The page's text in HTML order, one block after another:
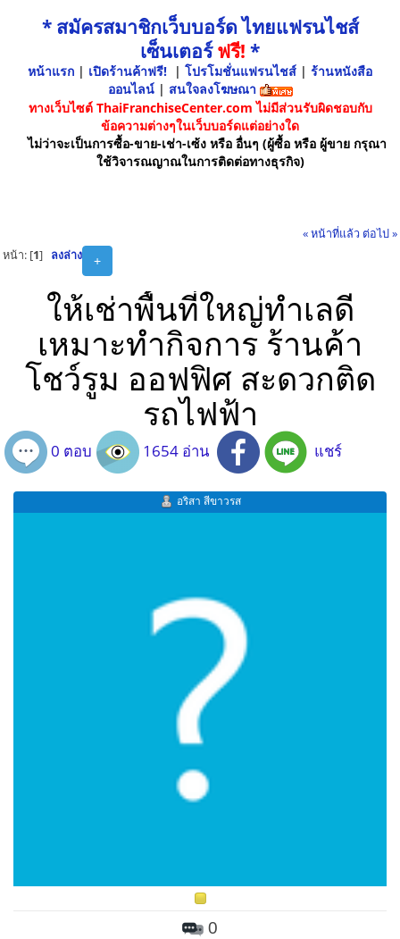
* สมัครสมาชิกเว็บบอร์ด ไทยแฟรนไชส์
เซ็นเตอร์ฟรี! *
หน้าแรก | เปิดร้านค้าฟรี! | โปรโมชั่นแฟรนไชส์ | ร้านหนังสือ
ออนไลน์ | สนใจลงโฆษณา
ทางเว็บไซต์ ThaiFranchiseCenter.com ไม่มีส่วนรับผิดชอบกับ
ข้อความต่างๆในเว็บบอร์ดแต่อย่างใด
ไม่ว่าจะเป็นการซื้อ-ขาย-เช่า-เซ้ง หรือ อื่นๆ (ผู้ซื้อ หรือ ผู้ขาย กรุณา
ใช้วิจารณญาณในการติดต่อทางธุรกิจ)
« หน้าที่แล้ว ต่อไป »
+
หน้า: [1] ลงล่าง
ให้เช่าพื้นที่ใหญ่ทำเลดี
เหมาะทำกิจการ ร้านค้า
โชว์รูม ออฟฟิศ สะดวกติด
รถไฟฟ้า
0 ตอบ 1654 อ่าน แชร์
อริสา สีขาวรส
0